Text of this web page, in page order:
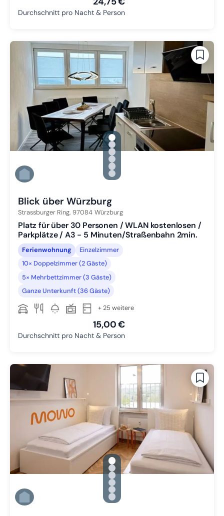
Durchschnitt pro Nacht & Person
gallery.slide_selector
Zu Slide 1 wechseln
Zu Slide 2 wechseln
Zu Slide 3 wechseln
Zu Slide 4 wechseln
Zu Slide 5 wechseln
Zu Slide 6 wechseln
Blick über Würzburg
Strassburger Ring, 97084 Würzburg
Platz für über 30 Personen / WLAN kostenlosen /
Parkplätze / A3 - 5 Minuten/Straßenbahn 2min.
Ferienwohnung
Einzelzimmer
10× Doppelzimmer (2 Gäste)
5× Mehrbettzimmer (3 Gäste)
Ganze Unterkunft (36 Gäste)
+ 25 weitere
15,00 €
Durchschnitt pro Nacht & Person
gallery.slide_selector
Zu Slide 1 wechseln
Zu Slide 2 wechseln
Zu Slide 3 wechseln
Zu Slide 4 wechseln
Zu Slide 5 wechseln
Zu Slide 6 wechseln